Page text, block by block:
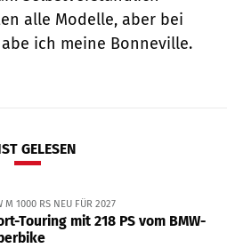
alle Modelle, aber bei
ich meine Bonneville.
GELESEN
M 1000 RS NEU FÜR 2027
Touring mit 218 PS vom BMW-